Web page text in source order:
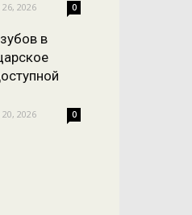
2026 0
в
2026 0